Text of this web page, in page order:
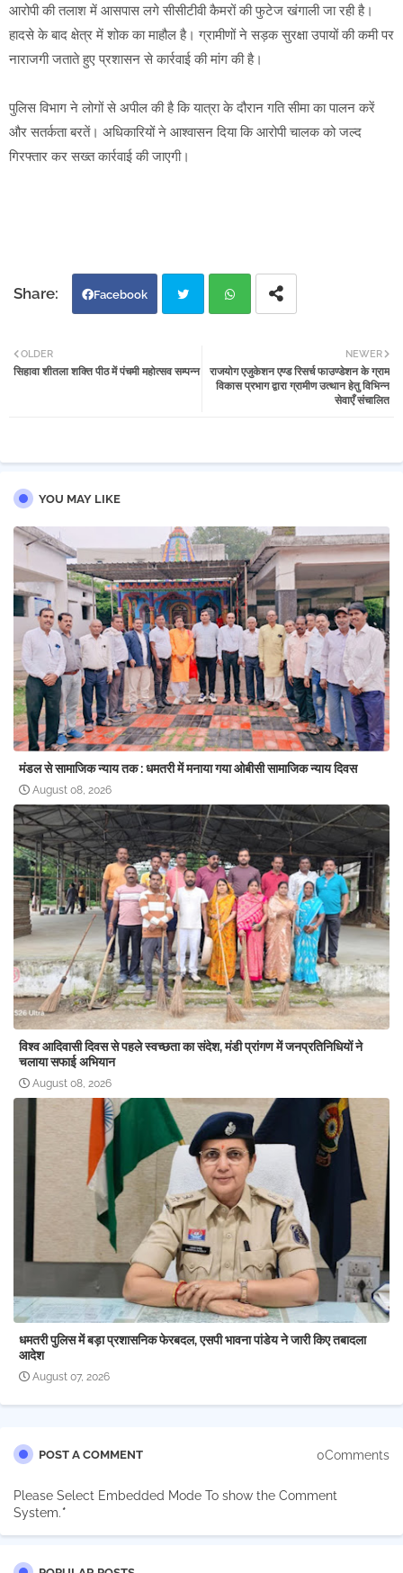
आरोपी की तलाश में आसपास लगे सीसीटीवी कैमरों की फुटेज खंगाली जा रही है।
हादसे के बाद क्षेत्र में शोक का माहौल है। ग्रामीणों ने सड़क सुरक्षा उपायों की कमी पर
नाराजगी जताते हुए प्रशासन से कार्रवाई की मांग की है।
पुलिस विभाग ने लोगों से अपील की है कि यात्रा के दौरान गति सीमा का पालन करें
और सतर्कता बरतें। अधिकारियों ने आश्वासन दिया कि आरोपी चालक को जल्द
गिरफ्तार कर सख्त कार्रवाई की जाएगी।
Facebook
tter atsa
NEWER
राजयोग एजुकेशन एण्ड रिसर्च फाउण्डेशन के ग्राम
विकास प्रभाग द्वारा ग्रामीण उत्थान हेतु विभिन्न
सेवाएँ संचालित
OLDER
सिहावा शीतला शक्ति पीठ में पंचमी महोत्सव सम्पन्न
YOU MAY LIKE
मंडल से सामाजिक न्याय तक : धमतरी में मनाया गया ओबीसी सामाजिक न्याय दिवस
August 08, 2026
विश्व आदिवासी दिवस से पहले स्वच्छता का संदेश, मंडी प्रांगण में जनप्रतिनिधियों ने
चलाया सफाई अभियान
August 08, 2026
धमतरी पुलिस में बड़ा प्रशासनिक फेरबदल, एसपी भावना पांडेय ने जारी किए तबादला
आदेश
August 07, 2026
POST A COMMENT 0Comments
Please Select Embedded Mode To show the Comment
System.*